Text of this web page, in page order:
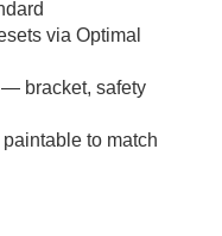
via Optimal
bracket, safety
to match